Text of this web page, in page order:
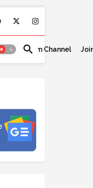
Telegram Channel